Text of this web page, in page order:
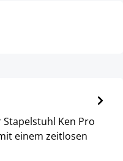
Ken Pro
einem zeitlosen